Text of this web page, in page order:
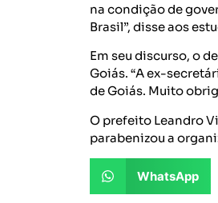
na condição de
Brasil”, disse aos
Em seu discurso, o
Goiás. “A ex-
de Goiás. Muito
O prefeito Leandro
parabenizou a
WhatsApp